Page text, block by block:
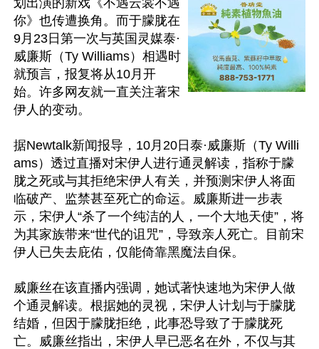
划出演的新戏《不遇云裳不遇
你》也传遭换角。而于朦胧在
9月23日第一次与英国灵媒泰·
威廉斯（Ty Williams）相遇时
就预言，报复将从10月开
始。许多网友就一直关注著宋
伊人的变动。
据Newtalk新闻报导，10月20日泰·威廉斯（Ty Willi
ams）透过直播对宋伊人进行通灵解读，指称于朦
胧之死或与其拒绝宋伊人有关，并预测宋伊人将面
临破产、监禁甚至死亡的命运。威廉斯进一步表
示，宋伊人“杀了一个纯洁的人，一个大地天使”，将
为其家族带来“世代的诅咒”，导致亲人死亡。目前宋
伊人已失去庇佑，仅能倚靠黑魔法自保。
威廉丝在该直播内强调，她试著快速地为宋伊人做
个通灵解读。根据她的灵视，宋伊人计划与于朦胧
结婚，但因于朦胧拒绝，此事恐导致了于朦胧死
亡。威廉丝指出，宋伊人早已恶名在外，不仅与其